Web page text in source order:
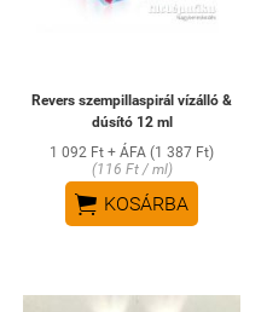
Revers szempillaspirál vízálló &
dúsító 12 ml
1 092 Ft + ÁFA (1 387 Ft)
(116 Ft / ml)
 KOSÁRBA